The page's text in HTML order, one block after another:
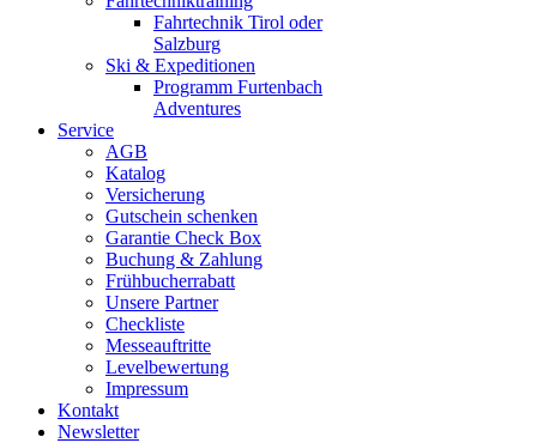
Fahrtechnik Tirol oder
Salzburg
Ski & Expeditionen
Programm Furtenbach
Adventures
Service
AGB
Katalog
Versicherung
Gutschein schenken
Garantie Check Box
Buchung & Zahlung
Frühbucherrabatt
Unsere Partner
Checkliste
Messeauftritte
Levelbewertung
Impressum
Kontakt
Newsletter